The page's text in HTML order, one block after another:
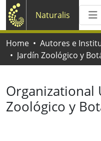
Naturalis
Home Autores e
Organizational
Zoológico y